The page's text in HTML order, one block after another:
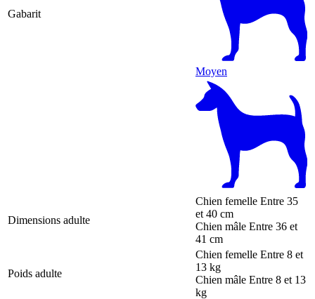
Gabarit
Moyen
Dimensions adulte
Chien femelle Entre 35
et 40 cm
Chien mâle Entre 36 et
41 cm
Poids adulte
Chien femelle Entre 8 et
13 kg
Chien mâle Entre 8 et 13
kg